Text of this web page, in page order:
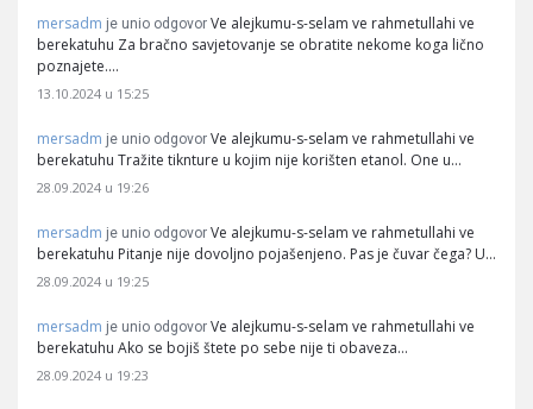
mersadm je unio odgovor Ve alejkumu-s-selam ve rahmetullahi ve
berekatuhu Za bračno savjetovanje se obratite nekome koga lično
poznajete.…
13.10.2024 u 15:25
mersadm je unio odgovor Ve alejkumu-s-selam ve rahmetullahi ve
berekatuhu Tražite tiknture u kojim nije korišten etanol. One u…
28.09.2024 u 19:26
mersadm je unio odgovor Ve alejkumu-s-selam ve rahmetullahi ve
berekatuhu Pitanje nije dovoljno pojašenjeno. Pas je čuvar čega? U…
28.09.2024 u 19:25
mersadm je unio odgovor Ve alejkumu-s-selam ve rahmetullahi ve
berekatuhu Ako se bojiš štete po sebe nije ti obaveza…
28.09.2024 u 19:23